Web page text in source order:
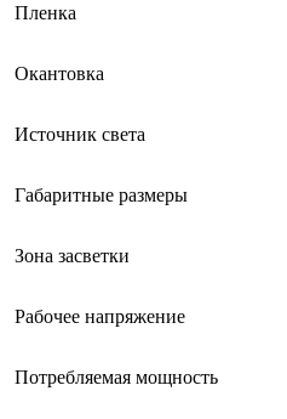
Пленка
Окантовка
Источник света
Габаритные размеры
Зона засветки
Рабочее напряжение
Потребляемая мощность